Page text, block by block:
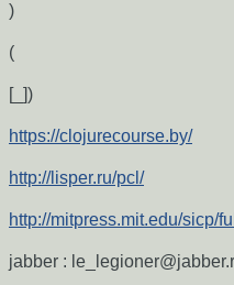
)
(
[_])
https://clojurecourse.by/
http://lisper.ru/pcl/
http://mitpress.mit.edu/sicp/
jabber :